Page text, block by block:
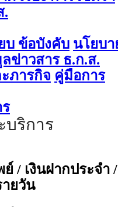
.
บ ข้อบังคับ นโยบา
ข่าวสาร ธ.ก.ส.
ภารกิจ คู่มือการ
ริการ
/ เงินฝากประจำ /
ายวัน